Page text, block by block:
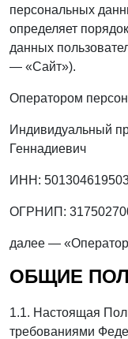
персональных
определяет
данных
— «Сайт»).
Оператором
Индивидуальный
Геннадиевич
ИНН:
ОГРНИП:
далее —
ОБЩИЕ
1.1. Настоящая
требованиями